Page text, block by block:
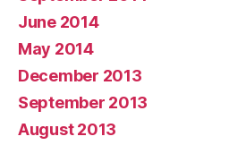
June 2014
May 2014
December 2013
September 2013
August 2013